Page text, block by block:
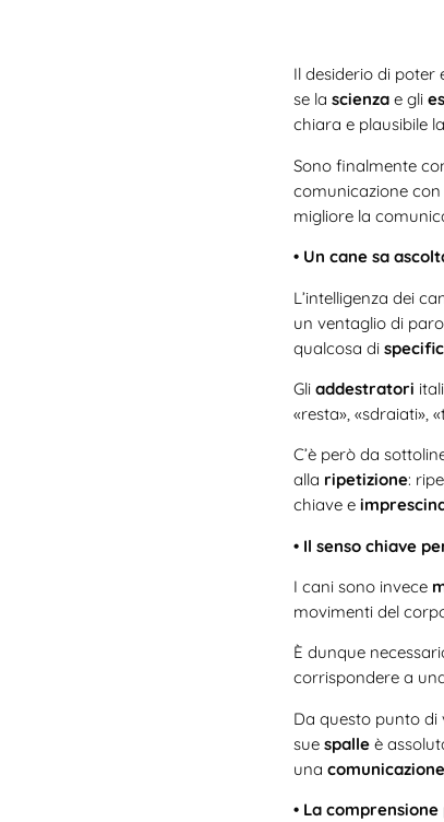
Il desiderio di
se la scienzae gli
chiara e plausibile la
Sono finalmente
comunicazione
migliore la
• Un cane sa
L’intelligenza dei
un ventaglio di
qualcosa di
Gli addestratori
«resta», «sdraiati»,
C’è però da
alla ripetizione:
chiave e
• Il senso chiave
I cani sono invece
movimenti del
È dunque
corrispondere a
Da questo punto
sue spalleè
una
• La